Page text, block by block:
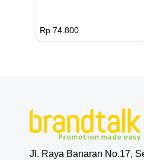
Rp 74.800
Jl. Raya Banaran No.17,